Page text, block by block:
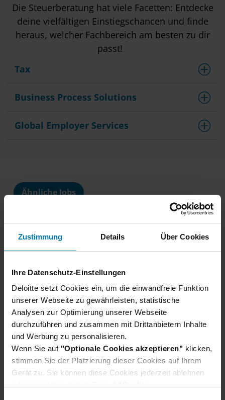
Zustimmung Details Über Cookies
Ihre Datenschutz-Einstellungen
Deloitte setzt Cookies ein, um die einwandfreie Funktion
unserer Webseite zu gewährleisten, statistische
Analysen zur Optimierung unserer Webseite
durchzuführen und zusammen mit Drittanbietern Inhalte
und Werbung zu personalisieren.
Wenn Sie auf "Optionale Cookies akzeptieren" klicken,
stimmen Sie der Platzierung dieser Cookies auf Ihrem
Gerät zu. Sie können diese Cookies jederzeit ablehnen
Die Steuerberatung hat viele Facetten: Entdecke
deine vielfältigen Einstiegschancen und finde
heraus, welcher Fachbereich am besten zu dir
passt!
Tax
Business Process Solutions
Global Employer Services
Ähnliche Jobs
Deine Favoriten
Jobs für dich
Consultant als Quereinsteiger
Steuerberatung - Tax (m/w/d)
Stuttgart, München, Mannheim
+10 weitere Standorte